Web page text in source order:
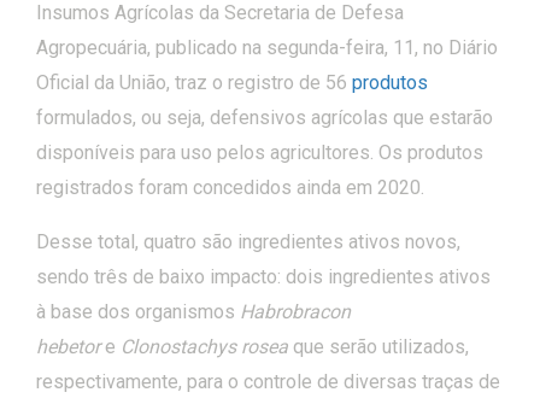
Insumos Agrícolas da Secretaria de Defesa
Agropecuária, publicado na segunda-feira, 11, no Diário
Oficial da União, traz o registro de 56 produtos
formulados, ou seja, defensivos agrícolas que estarão
disponíveis para uso pelos agricultores. Os produtos
registrados foram concedidos ainda em 2020.
Desse total, quatro são ingredientes ativos novos,
sendo três de baixo impacto: dois ingredientes ativos
à base dos organismos Habrobracon
hebetore Clonostachys rosea que serão utilizados,
respectivamente, para o controle de diversas traças de